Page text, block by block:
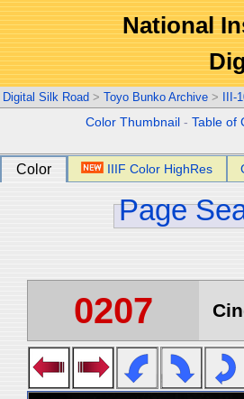
National
Digital Silk Road > Toyo Bunko Archive > III-
Color Thumbnail -Table of
Color IIIF Color HighRes
Page
0207